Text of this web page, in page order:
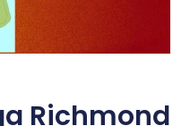
Richmond